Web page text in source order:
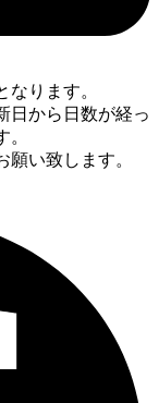
ります。
日から日数が経っ
い致します。